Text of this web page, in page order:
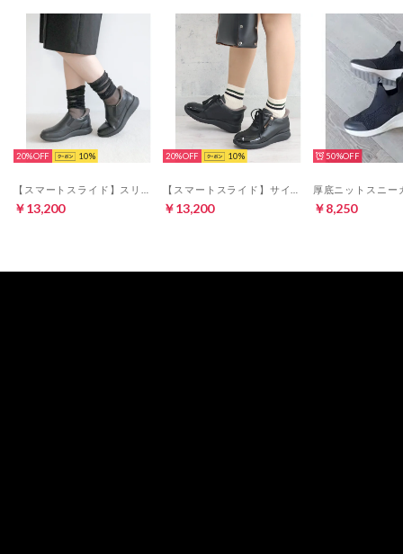
20% 10
￥13,200
20% 10
￥13,200
50%
￥8,250